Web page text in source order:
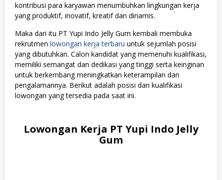
kontribusi para karyawan menumbuhkan lingkungan kerja
yang produktif, inovatif, kreatif dan dinamis.
Maka dari itu PT Yupi Indo Jelly Gum kembali membuka
rekrutmen lowongan kerja terbaru untuk sejumlah posisi
yang dibutuhkan. Calon kandidat yang memenuhi kualifikasi,
memiliki semangat dan dedikasi yang tinggi serta keinginan
untuk berkembang meningkatkan keterampilan dan
pengalamannya. Berikut adalah posisi dan kualifikasi
lowongan yang tersedia pada saat ini.
Lowongan Kerja PT Yupi Indo Jelly
Gum